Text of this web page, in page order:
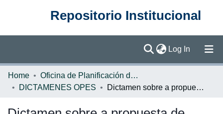
Repositorio Institucional
Log In (current)
Communities & Collections
Home
Oficina de Planificación de la Educación Superior (OPES)
DICTAMENES OPES
Dictamen sobre a propuesta de creación de la maestría en psicología comunitaria de la Universidad de Costa Rica